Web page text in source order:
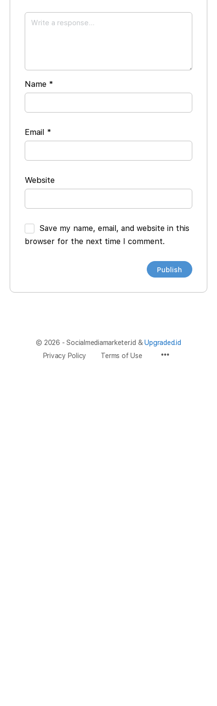
Name *
Email *
Website
Save my name, email, and website in this
browser for the next time I comment.
© 2026 - Socialmediamarketer.id &Upgraded.id
Privacy Policy
Terms of Use